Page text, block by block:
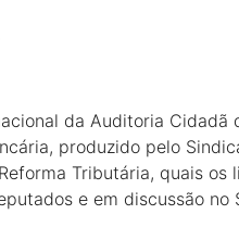
da Auditoria
produzido pelo
Tributária, quais
e em discussão no